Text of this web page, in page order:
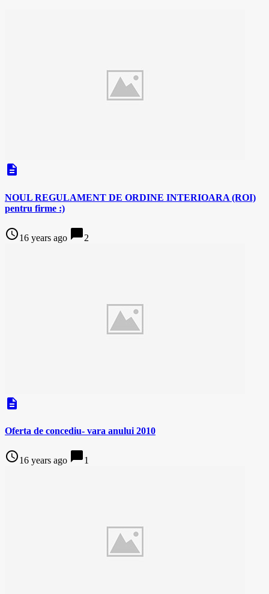
description
NOUL REGULAMENT DE ORDINE INTERIOARA (ROI)
pentru firme :)
access_time16 years ago chat_bubble2
description
Oferta de concediu- vara anului 2010
access_time16 years ago chat_bubble1